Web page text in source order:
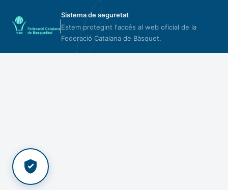
Sistema de seguretat
Estem protegint l'accés al web oficial de la
Federació Catalana de Bàsquet.